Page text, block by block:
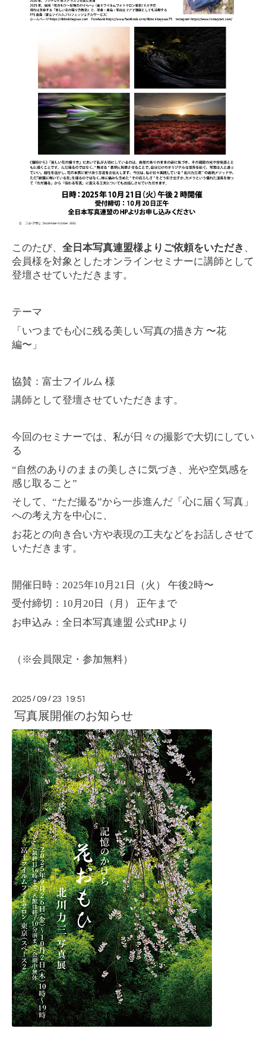
このたび、 全日本写真連盟様よりご依頼をいただき 、
会員様を対象としたオンラインセミナーに講師として
登壇させていただきます。
テーマ
「いつまでも心に残る美しい写真の描き方 〜花
編〜」
協賛：富士フイルム 様
講師として登壇させていただきます。
今回のセミナーでは、私が日々の撮影で大切にしてい
る
“自然のありのままの美しさに気づき、光や空気感を
感じ取ること”
そして、“ただ撮る”から一歩進んだ「心に届く写真」
への考え方を中心に、
お花との向き合い方や表現の工夫などをお話しさせて
いただきます。
開催日時：2025年10月21日（火） 午後2時〜
受付締切：10月20日（月） 正午まで
お申込み：全日本写真連盟 公式HPより
（※会員限定・参加無料）
2025 /09 / 23 19:51
写真展開催のお知らせ